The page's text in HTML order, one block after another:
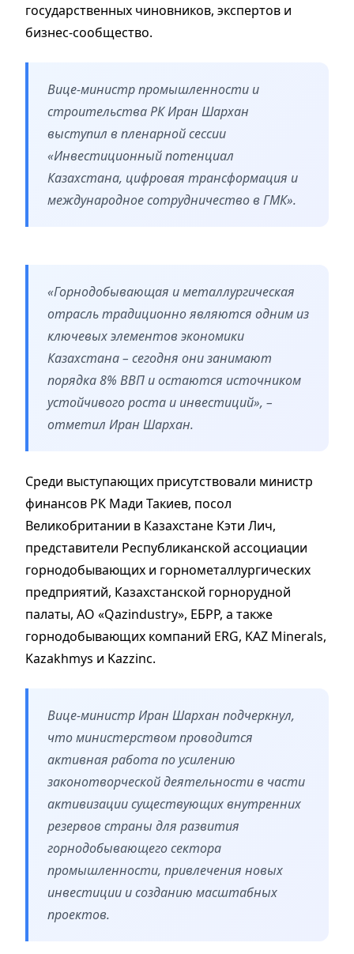
государственных чиновников, экспертов и
бизнес-сообщество.
Вице-министр промышленности и
строительства РК Иран Шархан
выступил в пленарной сессии
«Инвестиционный потенциал
Казахстана, цифровая трансформация и
международное сотрудничество в ГМК».
«Горнодобывающая и металлургическая
отрасль традиционно являются одним из
ключевых элементов экономики
Казахстана – сегодня они занимают
порядка 8% ВВП и остаются источником
устойчивого роста и инвестиций», –
отметил Иран Шархан.
Среди выступающих присутствовали министр
финансов РК Мади Такиев, посол
Великобритании в Казахстане Кэти Лич,
представители Республиканской ассоциации
горнодобывающих и горнометаллургических
предприятий, Казахстанской горнорудной
палаты, АО «Qazindustry», ЕБРР, а также
горнодобывающих компаний ERG, KAZ Minerals,
Kazakhmys и Kazzinc.
Вице-министр Иран Шархан подчеркнул,
что министерством проводится
активная работа по усилению
законотворческой деятельности в части
активизации существующих внутренних
резервов страны для развития
горнодобывающего сектора
промышленности, привлечения новых
инвестиции и созданию масштабных
проектов.